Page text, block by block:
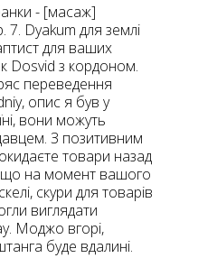
- [масаж]
Dyakum для землі
для ваших
Dosvid з кордоном.
переведення
опис я був у
вони можуть
З позитивним
товари назад
на момент вашого
скури для товарів
виглядати
Моджо вгорі,
буде вдалині.